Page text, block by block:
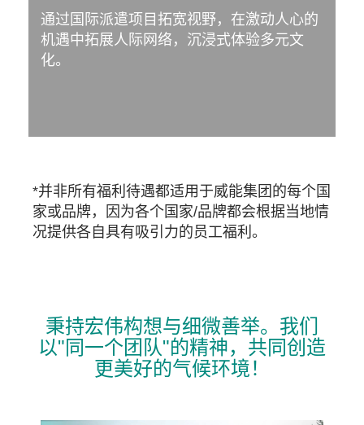
通过国际派遣项目拓宽视野，在激动人心的
机遇中拓展人际网络，沉浸式体验多元文
化。
*并非所有福利待遇都适用于威能集团的每个国
家或品牌，因为各个国家/品牌都会根据当地情
况提供各自具有吸引力的员工福利。
秉持宏伟构想与细微善举。我们
以"同一个团队"的精神，共同创造
更美好的气候环境！